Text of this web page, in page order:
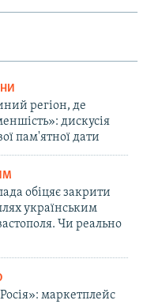
регіон, де
дискусія
пам'ятної дати
обіцяє закрити
українським
Чи реально
маркетплейс